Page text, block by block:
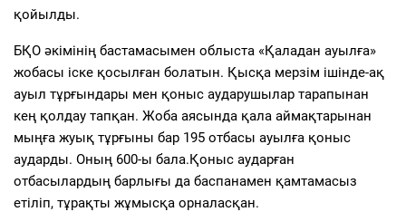
қойылды.
БҚО әкімінің бастамасымен облыста «Қаладан ауылға»
жобасы іске қосылған болатын. Қысқа мерзім ішінде-ақ
ауыл тұрғындары мен қоныс аударушылар тарапынан
кең қолдау тапқан. Жоба аясында қала аймақтарынан
мыңға жуық тұрғыны бар 195 отбасы ауылға қоныс
аударды. Оның 600-ы бала.Қоныс аударған
отбасылардың барлығы да баспанамен қамтамасыз
етіліп, тұрақты жұмысқа орналасқан.